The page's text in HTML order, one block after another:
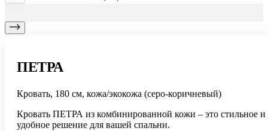
ПЕТРА
Кровать, 180 см, кожа/экокожа (серо-коричневый)
Кровать ПЕТРА из комбинированной кожи – это стильное и
удобное решение для вашей спальни.